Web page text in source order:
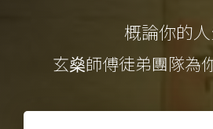
概論你的
玄燊師傅徒弟團隊為